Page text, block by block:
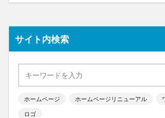
サイト内検索
ホームページ ホームページリニューアル
ロゴ